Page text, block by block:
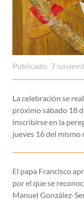
Publicado: 7
La celebración se
próximo sábado 18
inscribirse en la
jueves 16 del mismo
El papa Francisco
por el que se
Manuel González-